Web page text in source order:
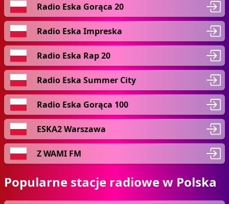
Radio Eska Gorąca 20
Radio Eska Impreska
Radio Eska Rap 20
Radio Eska Summer City
Radio Eska Gorąca 100
ESKA2 Warszawa
Z WAMI FM
Popularne stacje radiowe w Polska